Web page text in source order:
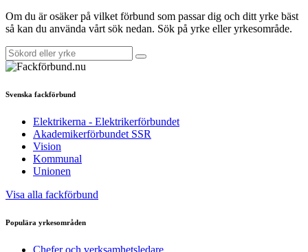
Om du är osäker på vilket förbund som passar dig och ditt yrke bäst
så kan du använda vårt sök nedan. Sök på yrke eller yrkesområde.
Svenska fackförbund
Elektrikerna - Elektrikerförbundet
Akademikerförbundet SSR
Vision
Kommunal
Unionen
Visa alla fackförbund
Populära yrkesområden